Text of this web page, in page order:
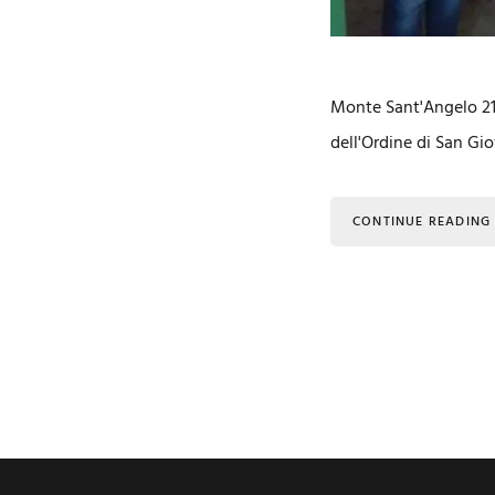
Monte Sant'Angelo
dell'Ordine di San
CONTINUE READING